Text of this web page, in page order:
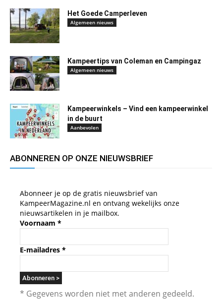
Het Goede Camperleven
Algemeen nieuws
Kampeertips van Coleman en Campingaz
Algemeen nieuws
Kampeerwinkels – Vind een kampeerwinkel
in de buurt
Aanbevolen
ABONNEREN OP ONZE NIEUWSBRIEF
Abonneer je op de gratis nieuwsbrief van
KampeerMagazine.nl en ontvang wekelijks onze
nieuwsartikelen in je mailbox.
Voornaam *
E-mailadres *
* Gegevens worden niet met anderen gedeeld.